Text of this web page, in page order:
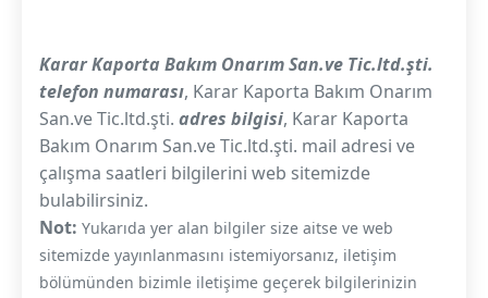
Karar Kaporta Bakım Onarım San.ve Tic.ltd.şti.
telefon numarası, Karar Kaporta Bakım Onarım
San.ve Tic.ltd.şti. adres bilgisi, Karar Kaporta
Bakım Onarım San.ve Tic.ltd.şti. mail adresi ve
çalışma saatleri bilgilerini web sitemizde
bulabilirsiniz.
Not: Yukarıda yer alan bilgiler size aitse ve web
sitemizde yayınlanmasını istemiyorsanız, iletişim
bölümünden bizimle iletişime geçerek bilgilerinizin